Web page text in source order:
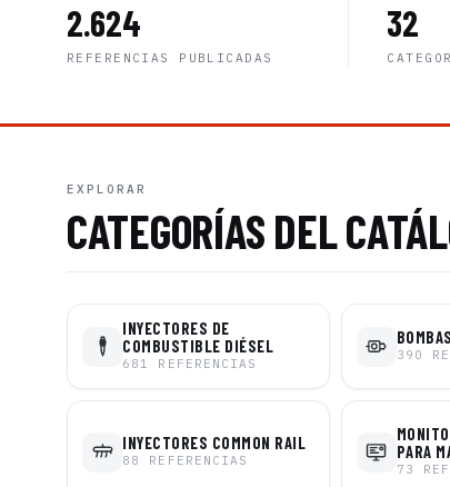
2.624
REFERENCIAS PUBLICADAS
32
EXPLORAR
CATEGORÍAS DEL
INYECTORES DE
COMBUSTIBLE DIÉSEL
681 REFERENCIAS
390
INYECTORES COMMON RAIL
88 REFERENCIAS
PARA
73